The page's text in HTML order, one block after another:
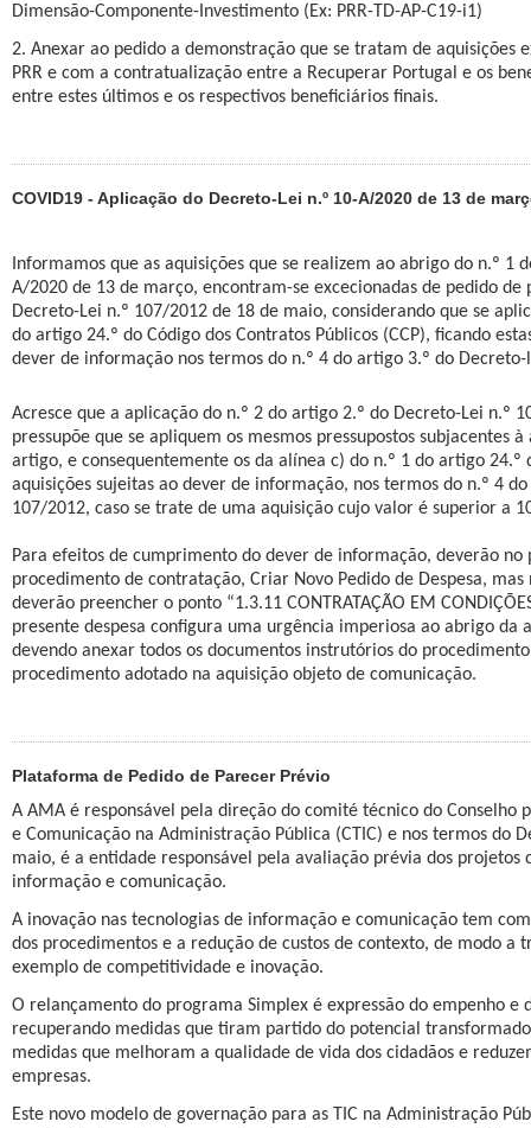
Dimensão-Componente-Investimento (Ex: PRR-TD-AP-C19-i1)
2. Anexar ao pedido a demonstração que se tratam de aquisições
PRR e com a contratualização entre a Recuperar Portugal e os
entre estes últimos e os respectivos beneficiários finais.
COVID19 - Aplicação do Decreto-Lei n.º 10-A/2020 de 13 de
Informamos que as aquisições que se realizem ao abrigo do n.º 1
A/2020 de 13 de março, encontram-se excecionadas de pedido
Decreto-Lei n.º 107/2012 de 18 de maio, considerando que se
do artigo 24.º do Código dos Contratos Públicos (CCP), ficando
dever de informação nos termos do n.º 4 do artigo 3.º do
Acresce que a aplicação do n.º 2 do artigo 2.º do Decreto-Lei n.º
pressupõe que se apliquem os mesmos pressupostos subjacentes
artigo, e consequentemente os da alínea c) do n.º 1 do artigo 24.º
aquisições sujeitas ao dever de informação, nos termos do n.º 4
107/2012, caso se trate de uma aquisição cujo valor é superior a
Para efeitos de cumprimento do dever de informação, deverão no
procedimento de contratação, Criar Novo Pedido de Despesa,
deverão preencher o ponto “1.3.11 CONTRATAÇÃO EM
presente despesa configura uma urgência imperiosa ao abrigo da
devendo anexar todos os documentos instrutórios do
procedimento adotado na aquisição objeto de comunicação.
Plataforma de Pedido de Parecer Prévio
A AMA é responsável pela direção do comité técnico do Conselho
e Comunicação na Administração Pública (CTIC) e nos termos do
maio, é a entidade responsável pela avaliação prévia dos projetos
informação e comunicação.
A inovação nas tecnologias de informação e comunicação tem
dos procedimentos e a redução de custos de contexto, de modo a
exemplo de competitividade e inovação.
O relançamento do programa Simplex é expressão do empenho e
recuperando medidas que tiram partido do potencial
medidas que melhoram a qualidade de vida dos cidadãos e
empresas.
Este novo modelo de governação para as TIC na Administração